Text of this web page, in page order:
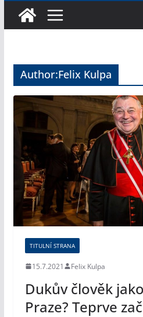
Author:Felix Kulpa
TITULNÍ STRANA
15.7.2021 Felix Kulpa
Dukův člověk
Praze? Teprve